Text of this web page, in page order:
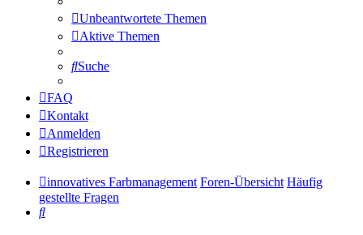
Unbeantwortete Themen
Aktive Themen
Suche
FAQ
Kontakt
Anmelden
Registrieren
innovatives Farbmanagement Foren-Übersicht Häufig
gestellte Fragen
Suche